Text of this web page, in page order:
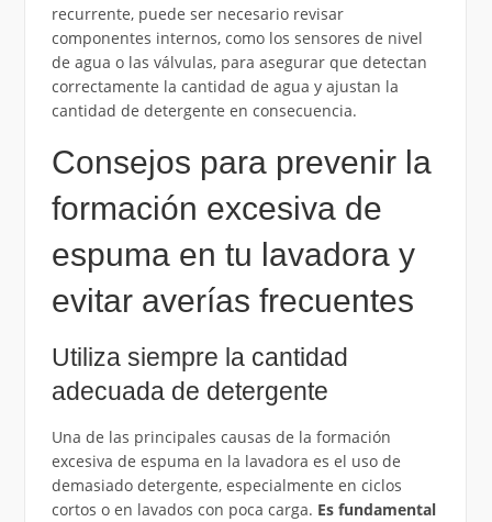
recurrente, puede ser necesario revisar
componentes internos, como los sensores de nivel
de agua o las válvulas, para asegurar que detectan
correctamente la cantidad de agua y ajustan la
cantidad de detergente en consecuencia.
Consejos para prevenir la
formación excesiva de
espuma en tu lavadora y
evitar averías frecuentes
Utiliza siempre la cantidad
adecuada de detergente
Una de las principales causas de la formación
excesiva de espuma en la lavadora es el uso de
demasiado detergente, especialmente en ciclos
cortos o en lavados con poca carga. Es fundamental